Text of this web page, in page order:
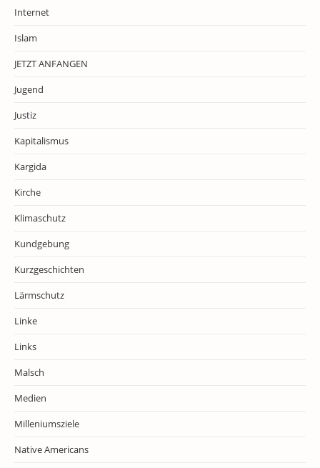
Internet
Islam
JETZT ANFANGEN
Jugend
Justiz
Kapitalismus
Kargida
Kirche
Klimaschutz
Kundgebung
Kurzgeschichten
Lärmschutz
Linke
Links
Malsch
Medien
Milleniumsziele
Native Americans